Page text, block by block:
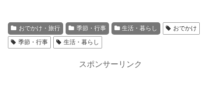
おでかけ・旅行 季節・行事 生活・暮らし
おでかけ
季節・行事
生活・暮らし
スポンサーリンク